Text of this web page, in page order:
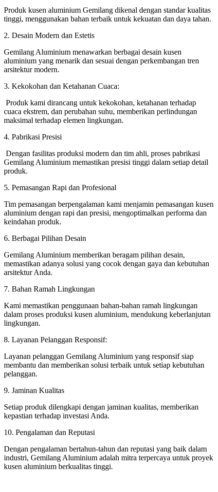
Produk kusen aluminium Gemilang dikenal dengan standar kualitas
tinggi, menggunakan bahan terbaik untuk kekuatan dan daya tahan.
2. Desain Modern dan Estetis
Gemilang Aluminium menawarkan berbagai desain kusen
aluminium yang menarik dan sesuai dengan perkembangan tren
arsitektur modern.
3. Kekokohan dan Ketahanan Cuaca:
Produk kami dirancang untuk kekokohan, ketahanan terhadap
cuaca ekstrem, dan perubahan suhu, memberikan perlindungan
maksimal terhadap elemen lingkungan.
4. Pabrikasi Presisi
Dengan fasilitas produksi modern dan tim ahli, proses pabrikasi
Gemilang Aluminium memastikan presisi tinggi dalam setiap detail
produk.
5. Pemasangan Rapi dan Profesional
Tim pemasangan berpengalaman kami menjamin pemasangan kusen
aluminium dengan rapi dan presisi, mengoptimalkan performa dan
keindahan produk.
6. Berbagai Pilihan Desain
Gemilang Aluminium memberikan beragam pilihan desain,
memastikan adanya solusi yang cocok dengan gaya dan kebutuhan
arsitektur Anda.
7. Bahan Ramah Lingkungan
Kami memastikan penggunaan bahan-bahan ramah lingkungan
dalam proses produksi kusen aluminium, mendukung keberlanjutan
lingkungan.
8. Layanan Pelanggan Responsif:
Layanan pelanggan Gemilang Aluminium yang responsif siap
membantu dan memberikan solusi terbaik untuk setiap kebutuhan
pelanggan.
9. Jaminan Kualitas
Setiap produk dilengkapi dengan jaminan kualitas, memberikan
kepastian terhadap investasi Anda.
10. Pengalaman dan Reputasi
Dengan pengalaman bertahun-tahun dan reputasi yang baik dalam
industri, Gemilang Aluminium adalah mitra terpercaya untuk proyek
kusen aluminium berkualitas tinggi.